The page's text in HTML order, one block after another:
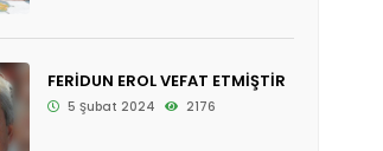
FERİDUN EROL VEFAT ETMİŞTİR
5 Şubat 2024 2176